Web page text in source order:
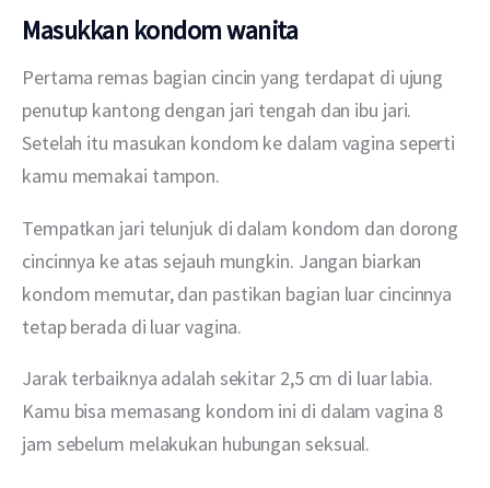
Masukkan kondom wanita
Pertama remas bagian cincin yang terdapat di ujung
penutup kantong dengan jari tengah dan ibu jari.
Setelah itu masukan kondom ke dalam vagina seperti
kamu memakai tampon.
Tempatkan jari telunjuk di dalam kondom dan dorong
cincinnya ke atas sejauh mungkin. Jangan biarkan
kondom memutar, dan pastikan bagian luar cincinnya
tetap berada di luar vagina.
Jarak terbaiknya adalah sekitar 2,5 cm di luar labia.
Kamu bisa memasang kondom ini di dalam vagina 8
jam sebelum melakukan hubungan seksual.